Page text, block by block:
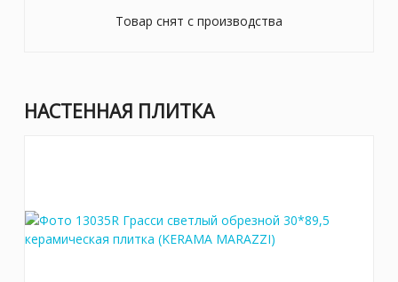
Товар снят с производства
НАСТЕННАЯ ПЛИТКА